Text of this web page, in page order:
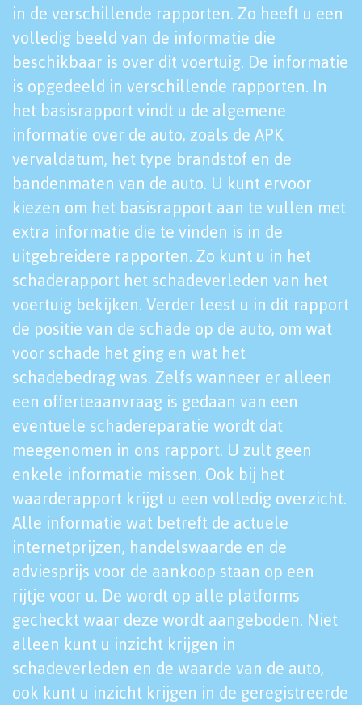
in de verschillende rapporten. Zo heeft u een
volledig beeld van de informatie die
beschikbaar is over dit voertuig. De informatie
is opgedeeld in verschillende rapporten. In
het basisrapport vindt u de algemene
informatie over de auto, zoals de APK
vervaldatum, het type brandstof en de
bandenmaten van de auto. U kunt ervoor
kiezen om het basisrapport aan te vullen met
extra informatie die te vinden is in de
uitgebreidere rapporten. Zo kunt u in het
schaderapport het schadeverleden van het
voertuig bekijken. Verder leest u in dit rapport
de positie van de schade op de auto, om wat
voor schade het ging en wat het
schadebedrag was. Zelfs wanneer er alleen
een offerteaanvraag is gedaan van een
eventuele schadereparatie wordt dat
meegenomen in ons rapport. U zult geen
enkele informatie missen. Ook bij het
waarderapport krijgt u een volledig overzicht.
Alle informatie wat betreft de actuele
internetprijzen, handelswaarde en de
adviesprijs voor de aankoop staan op een
rijtje voor u. De wordt op alle platforms
gecheckt waar deze wordt aangeboden. Niet
alleen kunt u inzicht krijgen in
schadeverleden en de waarde van de auto,
ook kunt u inzicht krijgen in de geregistreerde